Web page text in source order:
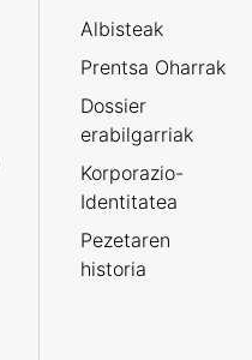
Albisteak
Prentsa Oharrak
Dossier
erabilgarriak
Korporazio-
Identitatea
Pezetaren
historia